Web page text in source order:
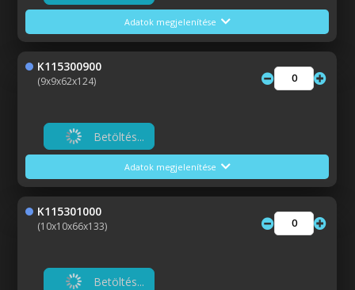
Adatok megjelenítése
K115300900
(9x9x62x124)
Betöltés...
Adatok megjelenítése
K115301000
(10x10x66x133)
Betöltés...